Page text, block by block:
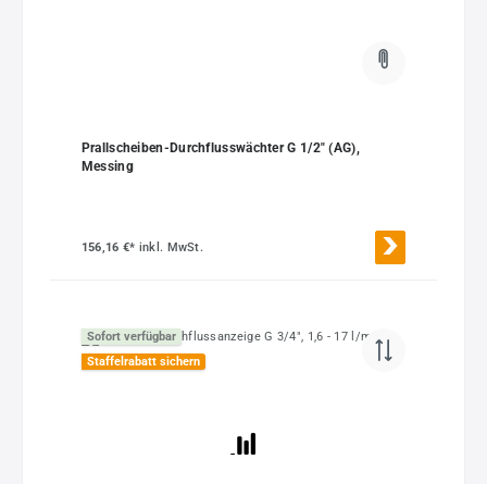
Prallscheiben-Durchflusswächter G 1/2" (AG),
Messing
156,16 €* inkl. MwSt.
Sofort verfügbar
Staffelrabatt sichern